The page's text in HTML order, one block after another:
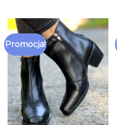
Promocja!